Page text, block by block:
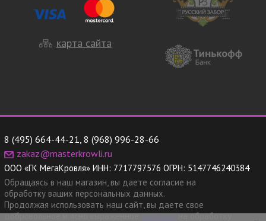
карта сайта
8 (495) 664-44-21 8 (968) 996-28-66
zakaz@masterkrowli.ru
ООО «ГК МегаКровля» ИНН: 7717797576 ОГРН: 5147746240384
Обращаясь в наш магазин, вы даете согласие на
обработку ваших персональных данных.
Продолжая использовать наш сайт, вы даете свое
добровольное и ясно выраженноесогласиена обработку